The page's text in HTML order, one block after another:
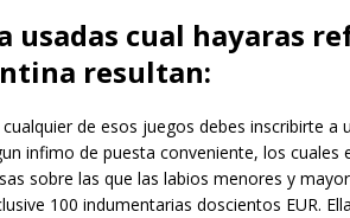
usadas cual hayaras
resultan:
de esos juegos debes inscribirte a
infimo de puesta conveniente, los cuales
sobre las que las labios menores y
100 indumentarias doscientos EUR.